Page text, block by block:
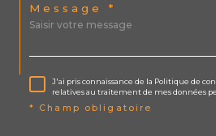
Message *
J'ai pris connaissance de la Politique de
relatives au traitement de mes données
* Champ obligatoire